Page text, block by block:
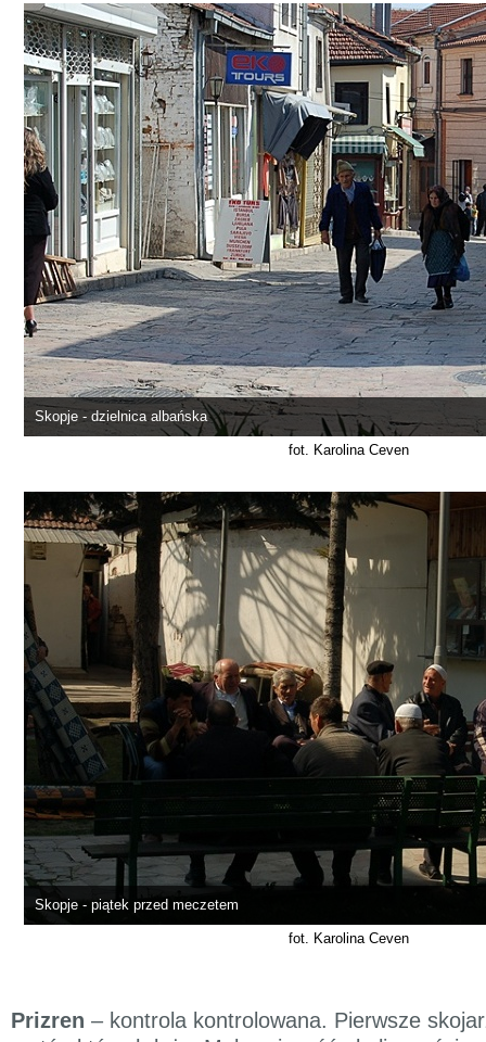
Skopje - dzielnica albańska
fot. Karolina Ceven
Skopje - piątek przed meczetem
fot. Karolina Ceven
Prizren – kontrola kontrolowana. Pierwsze